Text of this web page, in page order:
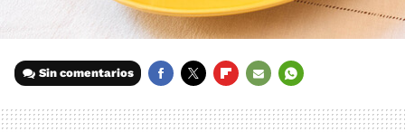
Sin comentarios
MAIL